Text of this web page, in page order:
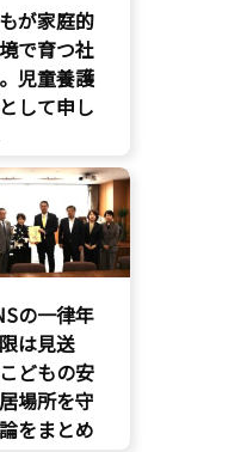
縁組
が家庭的
で育つ社
児童養護
して申し
も政策
福祉法
虐待対策
守る
の一律年
は見送
どもの安
場所を守
をまとめ